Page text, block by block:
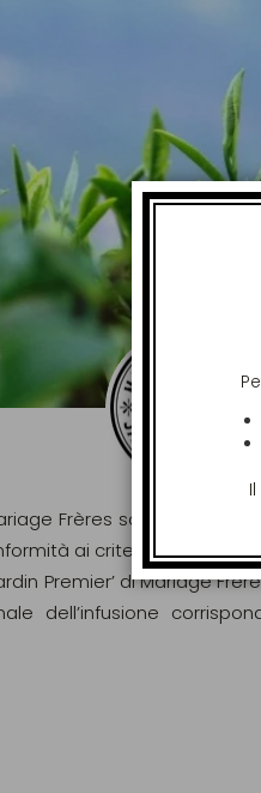
Frères sono
ai criteri delle norme
Premier’ di Mariage
dell’infusione